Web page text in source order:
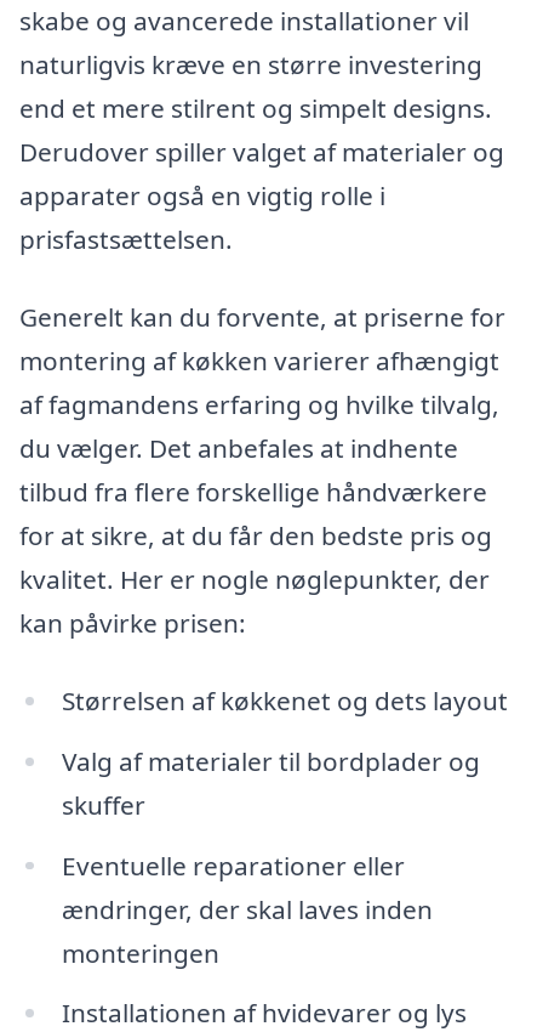
skabe og avancerede installationer vil
naturligvis kræve en større investering
end et mere stilrent og simpelt designs.
Derudover spiller valget af materialer og
apparater også en vigtig rolle i
prisfastsættelsen.
Generelt kan du forvente, at priserne for
montering af køkken varierer afhængigt
af fagmandens erfaring og hvilke tilvalg,
du vælger. Det anbefales at indhente
tilbud fra flere forskellige håndværkere
for at sikre, at du får den bedste pris og
kvalitet. Her er nogle nøglepunkter, der
kan påvirke prisen:
Størrelsen af køkkenet og dets layout
Valg af materialer til bordplader og
skuffer
Eventuelle reparationer eller
ændringer, der skal laves inden
monteringen
Installationen af hvidevarer og lys